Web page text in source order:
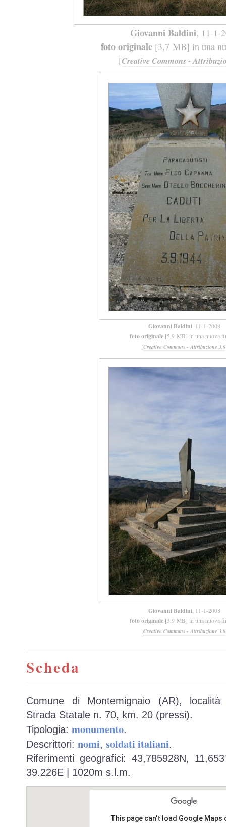
Giovanni Baldini, 11-1-
foto originale[3,7 MB] in una
[Creative Commons -
Giovanni Baldini, 11-1-2008
foto originale [5,9 MB] in una nuova
[Creative Commons - Attribuzione 3.0
Giovanni Baldini , 11-1-2008
foto originale [3,9 MB] in una nuova
[Creative Commons - Attribuzione 3.0
Scheda
Comune di Montemignaio (AR), località
Strada Statale n. 70, km. 20 (pressi).
Tipologia: monumento.
Descrittori: nomi, soldati italiani.
Riferimenti geografici: 43,785928N,
39.226E | 1020m s.l.m.
This page can't load Google